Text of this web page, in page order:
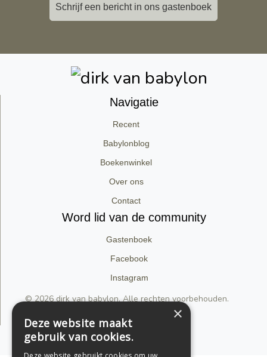
Schrijf een bericht in ons gastenboek
Navigatie
Recent
Babylonblog
Boekenwinkel
Over ons
Contact
Word lid van de community
Gastenboek
Facebook
Instagram
© 2026 dirk van babylon. Alle rechten voorbehouden.
Support by Conversal
×
Deze website maakt
gebruik van cookies.